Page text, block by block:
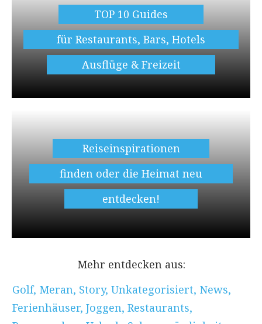
TOP 10 Guides
für Restaurants, Bars, Hotels
Ausflüge & Freizeit
Reiseinspirationen
finden oder die Heimat neu
entdecken!
Mehr entdecken aus:
Golf, Meran, Story, Unkategorisiert, News,
Ferienhäuser, Joggen, Restaurants,